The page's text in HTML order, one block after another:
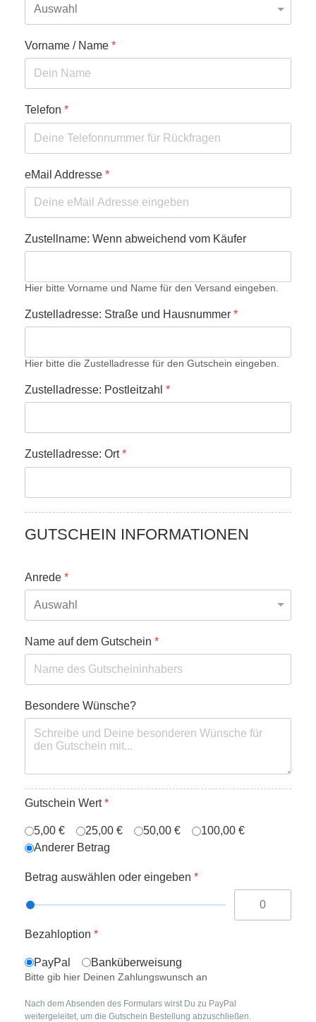
Vorname / Name *
Telefon *
eMail Addresse *
Zustellname: Wenn abweichend vom Käufer
Hier bitte Vorname und Name für den Versand eingeben.
Zustelladresse: Straße und Hausnummer *
Hier bitte die Zustelladresse für den Gutschein eingeben.
Zustelladresse: Postleitzahl *
Zustelladresse: Ort*
GUTSCHEIN INFORMATIONEN
Anrede *
Name auf dem Gutschein *
Besondere Wünsche?
Gutschein Wert*
5,00 € 25,00 € 50,00 €
100,00 €
Anderer Betrag
Betrag auswählen oder eingeben *
Bezahloption *
PayPal Banküberweisung
Bitte gib hier Deinen Zahlungswunsch an
Nach dem Absenden des Formulars wirst Du zu PayPal
weitergeleitet, um die Gutschein Bestellung abzuschließen.